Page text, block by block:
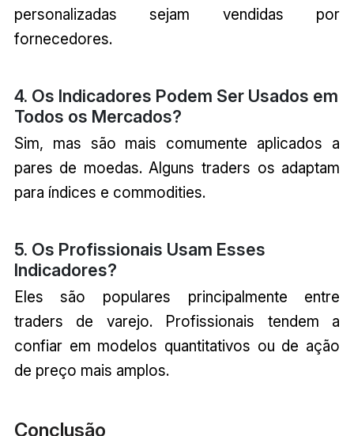
personalizadas sejam vendidas por
fornecedores.
4. Os Indicadores Podem Ser Usados em
Todos os Mercados?
Sim, mas são mais comumente aplicados a
pares de moedas. Alguns traders os adaptam
para índices e commodities.
5. Os Profissionais Usam Esses
Indicadores?
Eles são populares principalmente entre
traders de varejo. Profissionais tendem a
confiar em modelos quantitativos ou de ação
de preço mais amplos.
Conclusão